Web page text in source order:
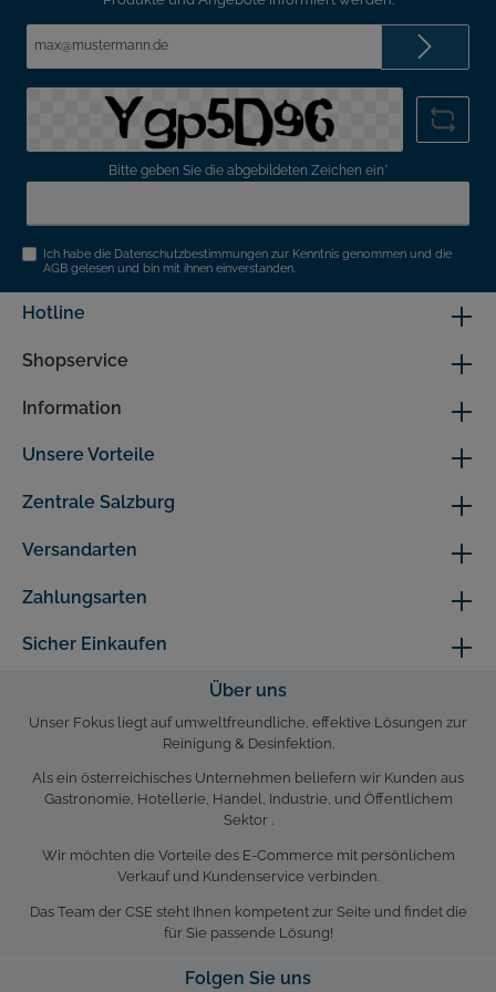
Bitte geben Sie die abgebildeten Zeichen ein*
Ich habe die Datenschutzbestimmungen zur Kenntnis genommen und die
AGB gelesen und bin mit ihnen einverstanden.
Hotline
Shopservice
Information
Unsere Vorteile
Versandarten
Zahlungsarten
Zentrale Salzburg
Sicher Einkaufen
Über uns
Unser Fokus liegt auf umweltfreundliche, effektive Lösungen zur
Reinigung & Desinfektion.
Als ein österreichisches Unternehmen beliefern wir Kunden aus
Gastronomie, Hotellerie, Handel, Industrie, und Öffentlichem
Sektor .
Wir möchten die Vorteile des E-Commerce mit persönlichem
Verkauf und Kundenservice verbinden.
Das Team der CSE steht Ihnen kompetent zur Seite und findet die
für Sie passende Lösung!
Folgen Sie uns